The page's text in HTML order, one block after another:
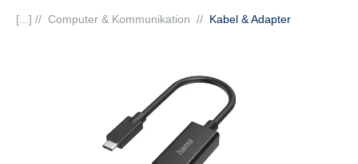
[...] // Computer & Kommunikation // Kabel & Adapter